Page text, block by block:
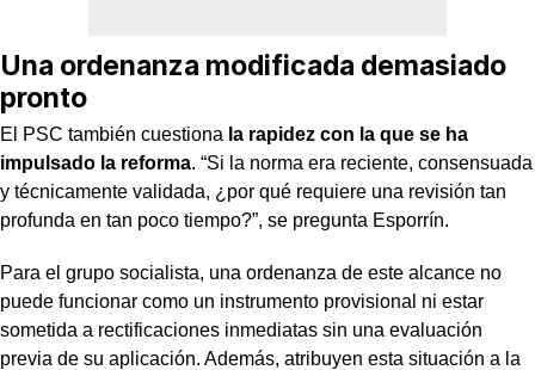
Una ordenanza modificada demasiado
pronto
El PSC también cuestiona la rapidez con la que se ha
impulsado la reforma. “Si la norma era reciente, consensuada
y técnicamente validada, ¿por qué requiere una revisión tan
profunda en tan poco tiempo?”, se pregunta Esporrín.
Para el grupo socialista, una ordenanza de este alcance no
puede funcionar como un instrumento provisional ni estar
sometida a rectificaciones inmediatas sin una evaluación
previa de su aplicación. Además, atribuyen esta situación a la